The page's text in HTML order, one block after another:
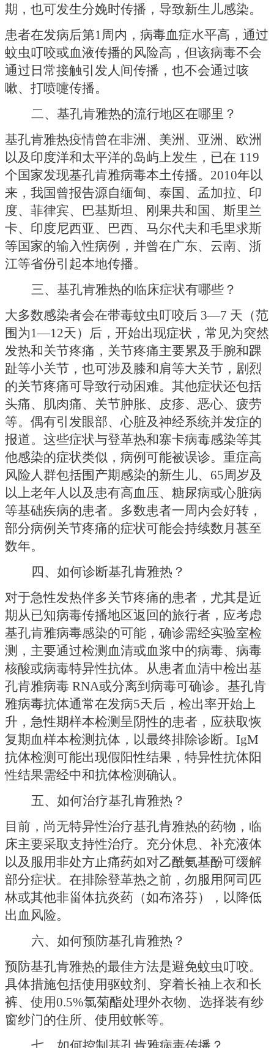
期，也可发生分娩时传播，导致新生儿感染。
患者在发病后第1周内，病毒血症水平高，通过
蚊虫叮咬或血液传播的风险高，但该病毒不会
通过日常接触引发人间传播，也不会通过咳
嗽、打喷嚏传播。
二、基孔肯雅热的流行地区在哪里？
基孔肯雅热疫情曾在非洲、美洲、亚洲、欧洲
以及印度洋和太平洋的岛屿上发生，已在 119
个国家发现基孔肯雅病毒本土传播。2010年以
来，我国曾报告源自缅甸、泰国、孟加拉、印
度、菲律宾、巴基斯坦、刚果共和国、斯里兰
卡、印度尼西亚、巴西、马尔代夫和毛里求斯
等国家的输入性病例，并曾在广东、云南、浙
江等省份引起本地传播。
三、基孔肯雅热的临床症状有哪些？
大多数感染者会在带毒蚊虫叮咬后 3—7 天（范
围为1—12天）后，开始出现症状，常见为突然
发热和关节疼痛，关节疼痛主要累及手腕和踝
趾等小关节，也可涉及膝和肩等大关节，剧烈
的关节疼痛可导致行动困难。其他症状还包括
头痛、肌肉痛、关节肿胀、皮疹、恶心、疲劳
等。偶有引发眼部、心脏及神经系统并发症的
报道。这些症状与登革热和寨卡病毒感染等其
他感染的症状类似，病例可能被误诊。重症高
风险人群包括围产期感染的新生儿、65周岁及
以上老年人以及患有高血压、糖尿病或心脏病
等基础疾病的患者。多数患者一周内会好转，
部分病例关节疼痛的症状可能会持续数月甚至
数年。
四、如何诊断基孔肯雅热？
对于急性发热伴多关节疼痛的患者，尤其是近
期从已知病毒传播地区返回的旅行者，应考虑
基孔肯雅病毒感染的可能，确诊需经实验室检
测，主要通过检测血清或血浆中的病毒、病毒
核酸或病毒特异性抗体。从患者血清中检出基
孔肯雅病毒 RNA或分离到病毒可确诊。基孔肯
雅病毒抗体通常在发病5天后，检出率开始上
升，急性期样本检测呈阴性的患者，应获取恢
复期血样本检测抗体，以最终排除诊断。IgM
抗体检测可能出现假阳性结果，特异性抗体阳
性结果需经中和抗体检测确认。
五、如何治疗基孔肯雅热？
目前，尚无特异性治疗基孔肯雅热的药物，临
床主要采取支持性治疗。充分休息、补充液体
以及服用非处方止痛药如对乙酰氨基酚可缓解
部分症状。在排除登革热之前，勿服用阿司匹
林或其他非甾体抗炎药（如布洛芬），以降低
出血风险。
六、如何预防基孔肯雅热？
预防基孔肯雅热的最佳方法是避免蚊虫叮咬。
具体措施包括使用驱蚊剂、穿着长袖上衣和长
裤、使用0.5%氯菊酯处理外衣物、选择装有纱
窗纱门的住所、使用蚊帐等。